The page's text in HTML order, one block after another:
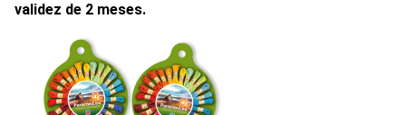
validez de 2 meses.